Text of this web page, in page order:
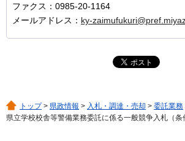
ファクス：0985-20-1164
メールアドレス： ky-
トップ> 県政情報 > 入札・調達・売却 > 委託業務
県立学校校舎等警備業務委託に係る一般競争入札（条